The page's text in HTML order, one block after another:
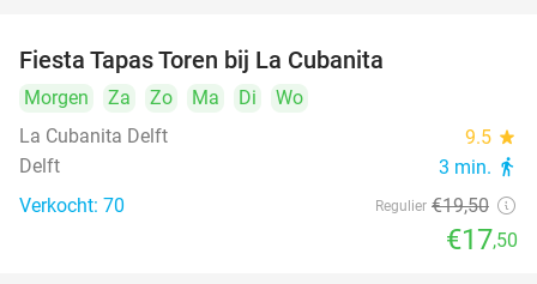
Fiesta Tapas Toren bij La Cubanita
Morgen Za Zo Ma Di
Wo
La Cubanita Delft
9.5 star
Delft 3 min. directions_walk
Verkocht: 70 Regulier €19,50
€17,50